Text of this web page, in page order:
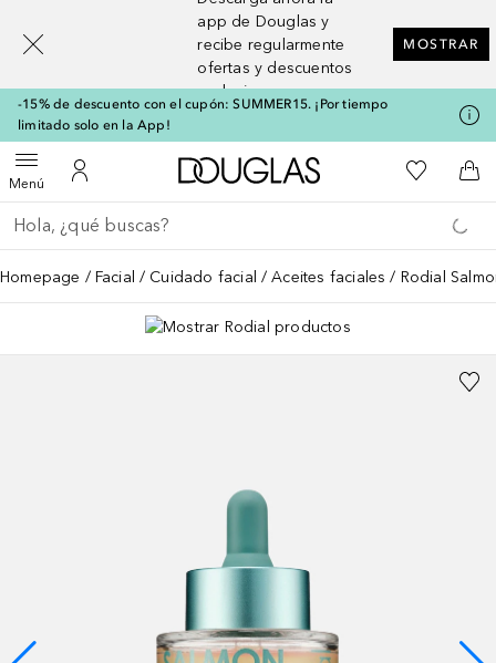
app de Douglas y
recibe regularmente
ofertas y descuentos
exclusivos
MOSTRAR
-15% de descuento con el cupón: SUMMER15. ¡Por tiempo
limitado solo en la App!
MenúAbrir menúMi cuenta
A Douglas HomeMi lista de
A
Regresar
Ejecutar búsqueda
Homepage Facial Cuidado facial Aceites faciales Rodial
[navigation.slideout.screenreader]